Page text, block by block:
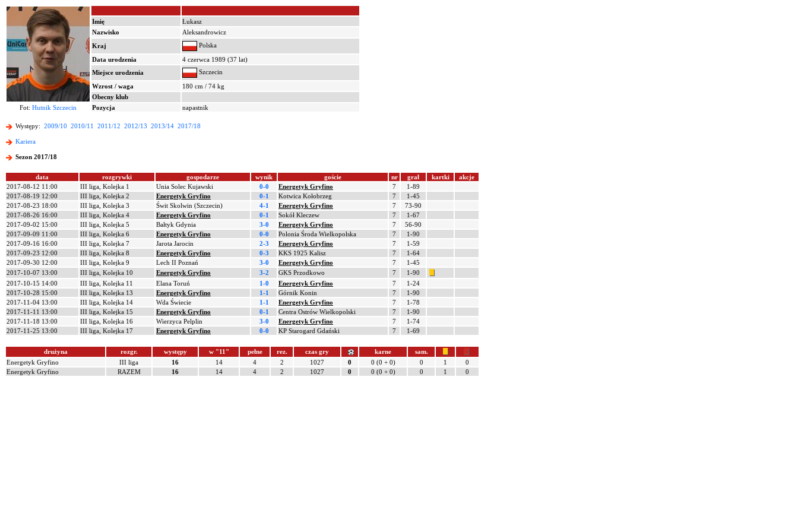
Imię
Łukasz
Nazwisko
Aleksandrowicz
Kraj
Polska
Data urodzenia
4 czerwca 1989 (37 lat)
Miejsce urodzenia
Szczecin
Wzrost / waga
180 cm / 74 kg
Obecny klub
Fot: Hutnik Szczecin Pozycja napastnik
Występy: 2009/10 2010/11 2011/12 2012/13 2013/14 2017/18
Kariera
Sezon 2017/18
data rozgrywki gospodarze wynik goście nr grał kartki
akcje
2017-08-12 11:00
III liga, Kolejka 1 Unia Solec Kujawski 0-0 Energetyk Gryfino 7
1-89
2017-08-19 12:00
III liga, Kolejka 2 Energetyk Gryfino 0-1 Kotwica Kołobrzeg 7
1-45
2017-08-23 18:00
III liga, Kolejka 3 Świt Skolwin (Szczecin) 4-1 Energetyk Gryfino 7
73-90
2017-08-26 16:00
III liga, Kolejka 4 Energetyk Gryfino 0-1 Sokół Kleczew 7
1-67
2017-09-02 15:00
III liga, Kolejka 5 Bałtyk Gdynia 3-0 Energetyk Gryfino 7
56-90
2017-09-09 11:00
III liga, Kolejka 6 Energetyk Gryfino 0-0 Polonia Środa Wielkopolska 7
1-90
2017-09-16 16:00
III liga, Kolejka 7 Jarota Jarocin 2-3 Energetyk Gryfino 7
1-59
2017-09-23 12:00
III liga, Kolejka 8 Energetyk Gryfino 0-3 KKS 1925 Kalisz 7
1-64
2017-09-30 12:00
III liga, Kolejka 9 Lech II Poznań 3-0 Energetyk Gryfino 7
1-45
2017-10-07 13:00
III liga, Kolejka 10 Energetyk Gryfino 3-2 GKS Przodkowo 7
1-90
2017-10-15 14:00
III liga, Kolejka 11 Elana Toruń 1-0 Energetyk Gryfino 7
1-24
2017-10-28 15:00
III liga, Kolejka 13 Energetyk Gryfino 1-1 Górnik Konin 7
1-90
2017-11-04 13:00
III liga, Kolejka 14 Wda Świecie 1-1 Energetyk Gryfino 7
1-78
2017-11-11 13:00
III liga, Kolejka 15 Energetyk Gryfino 0-1 Centra Ostrów Wielkopolski 7
1-90
2017-11-18 13:00
III liga, Kolejka 16 Wierzyca Pelplin 3-0 Energetyk Gryfino 7
1-74
2017-11-25 13:00
III liga, Kolejka 17 Energetyk Gryfino 0-0 KP Starogard Gdański 7 1-69
drużyna rozgr. występy w "11" pełne rez. czas gry karne
sam.
Energetyk Gryfino
III liga 16 14 4 2 1027 0 0 (0 + 0) 0 1
0
Energetyk Gryfino
RAZEM 16 14 4 2 1027 0 0 (0 + 0) 0 1 0